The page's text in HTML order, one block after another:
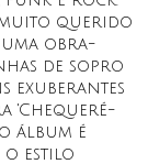
querido
uma obra-
de sopro
exuberantes
'Chequeré-
álbum é
o estilo